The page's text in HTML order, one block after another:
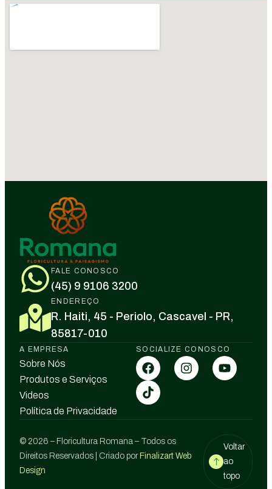
FALE CONOSCO
(45) 9 9106 3200
ENDEREÇO
R. Haiti, 45 - Periolo, Cascavel - PR,
85817-010
A EMPRESA
Sobre Nós
Produtos e Serviços
Videos
Política de Privacidade
SOCIALIZE CONOSCO
© 2026 – Floricultura Romana – Todos os
Direitos Reservados | Criado porFinalizart Web
Design
Voltar
ao
topo